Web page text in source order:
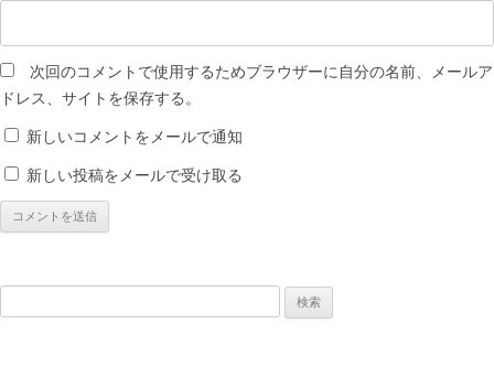
次回のコメントで使用するためブラウザーに自分の名前、メールア
ドレス、サイトを保存する。
新しいコメントをメールで通知
新しい投稿をメールで受け取る